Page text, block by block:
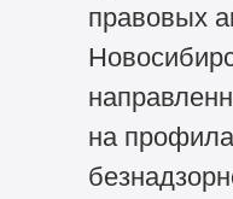
правовых
на